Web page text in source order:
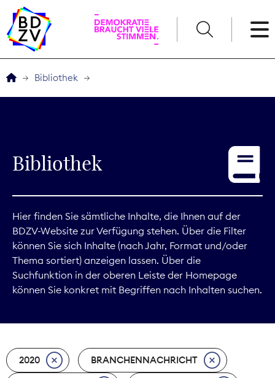
Service
Digitales
Kommunikation
Marktdaten
Nachhaltigkeit
Bibliothek
Bibliothek
Hier finden Sie sämtliche Inhalte, die Ihnen auf der
BDZV-Website zur Verfügung stehen. Über die Filter
können Sie sich Inhalte (nach Jahr, Format und/oder
Thema sortiert) anzeigen lassen. Über die
Suchfunktion in der oberen Leiste der Homepage
können Sie konkret mit Begriffen nach Inhalten suchen.
2020 BRANCHENNACHRICHT